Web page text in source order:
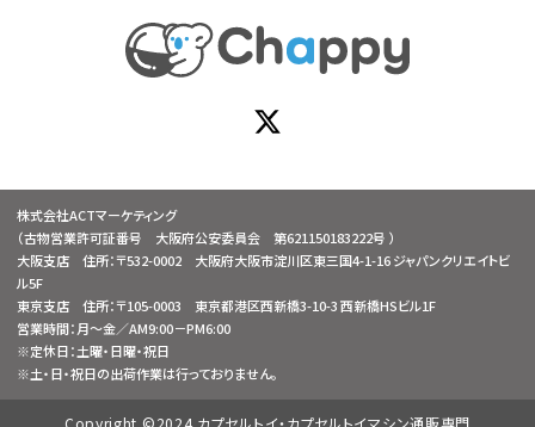
株式会社ACTマーケティング
（古物営業許可証番号 大阪府公安委員会 第621150183222号 ）
大阪支店 住所：〒532-0002 大阪府大阪市淀川区東三国4-1-16 ジャパンクリエイトビ
ル5F
東京支店 住所：〒105-0003 東京都港区西新橋3-10-3 西新橋HSビル1F
営業時間：月～金／AM9:00－PM6:00
※定休日：土曜・日曜・祝日
※土・日・祝日の出荷作業は行っておりません。
Copyright ©2024 カプセルトイ・カプセルトイマシン通販専門